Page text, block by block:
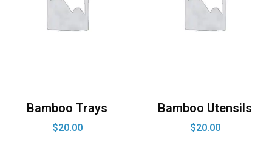
Bamboo Trays
$20.00
Bamboo Utensils
$20.00